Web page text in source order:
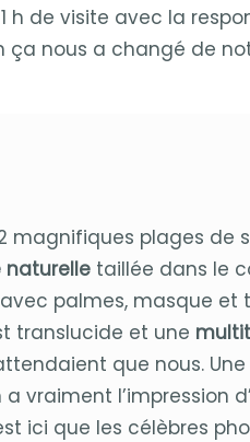
h de visite avec la
nous a changé de
magnifiques plages de
naturelle taillée dans le
palmes, masque et
translucide et une
que nous.
vraiment l’impression
ici que les célèbres